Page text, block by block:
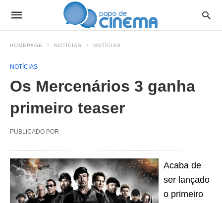
HOMEPAGE NOTÍCIAS NOTÍCIAS
NOTÍCIAS
Os Mercenários 3 ganha
primeiro teaser
PUBLICADO POR
Acaba de
ser lançado
o primeiro